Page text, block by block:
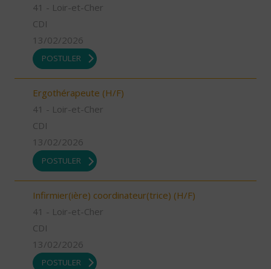
41 - Loir-et-Cher
CDI
13/02/2026
POSTULER
Ergothérapeute (H/F)
41 - Loir-et-Cher
CDI
13/02/2026
POSTULER
Infirmier(ière) coordinateur(trice) (H/F)
41 - Loir-et-Cher
CDI
13/02/2026
POSTULER